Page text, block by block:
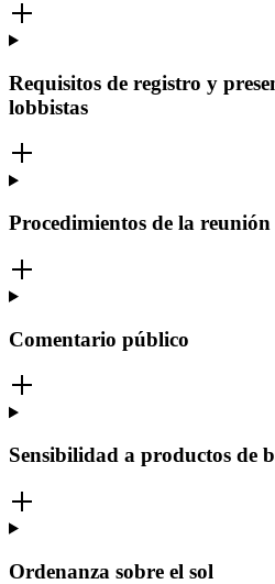
Requisitos de registro y
lobbistas
Procedimientos de la reunión
Comentario público
Sensibilidad a productos de
Ordenanza sobre el sol